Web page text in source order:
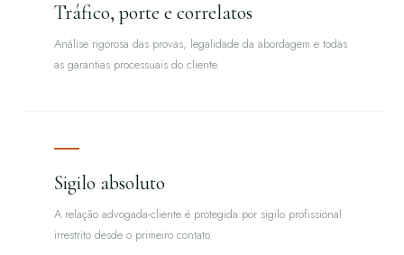
Tráfico, porte e correlatos
Análise rigorosa das provas, legalidade da abordagem e todas
as garantias processuais do cliente.
Sigilo absoluto
A relação advogada-cliente é protegida por sigilo profissional
irrestrito desde o primeiro contato.